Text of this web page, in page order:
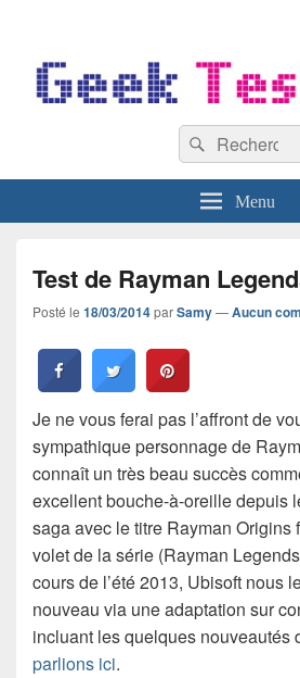
Recherche :
Rechercher
Menu
Test de Rayman
Posté le 18/03/2014parSamy—Aucun
Je ne vous ferai pas l’affront de
sympathique personnage de
connaît un très beau succès
excellent bouche-à-oreille depuis
saga avec le titre Rayman Origins
volet de la série (Rayman
cours de l’été 2013, Ubisoft nous
nouveau via une adaptation sur
incluant les quelques nouveautés
parlions ici.